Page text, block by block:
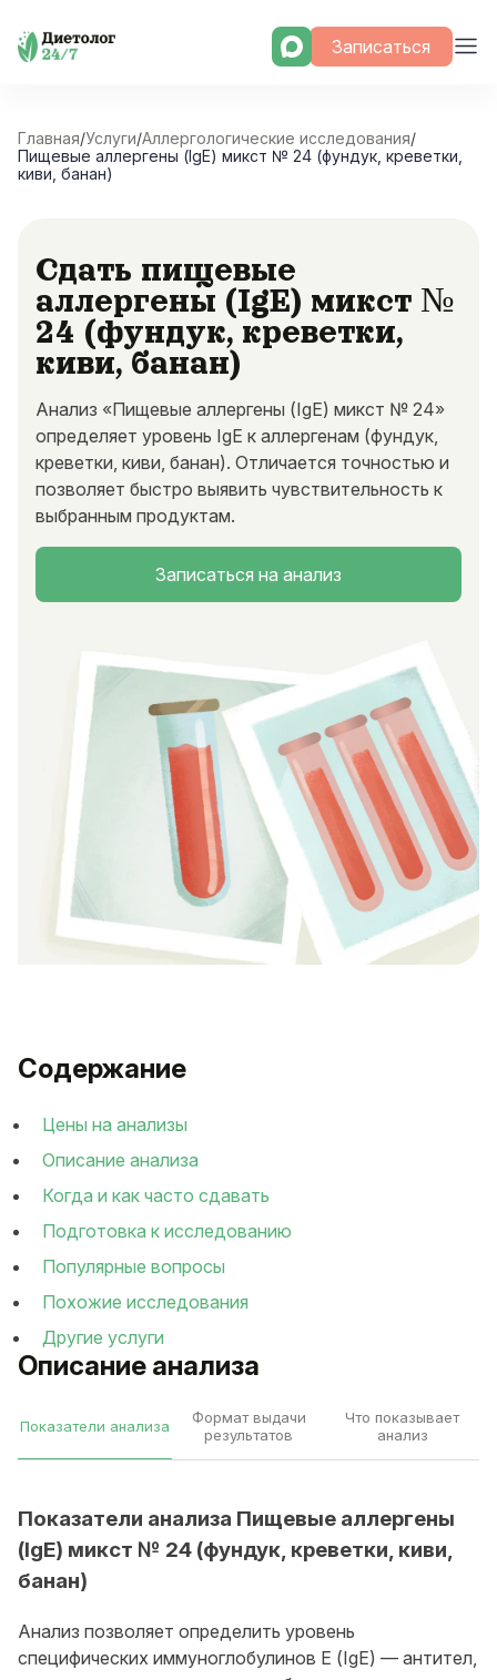
Skip
Записаться
Главная/Услуги/Аллергологические исследования/
Пищевые аллергены (IgE) микст № 24 (фундук, креветки,
киви, банан)
Сдать пищевые
аллергены (IgE) микст №
24 (фундук, креветки,
киви, банан)
Анализ «Пищевые аллергены (IgE) микст № 24»
определяет уровень IgE к аллергенам (фундук,
креветки, киви, банан). Отличается точностью и
позволяет быстро выявить чувствительность к
выбранным продуктам.
Записаться на анализ
Описание анализа
Показатели анализа
Формат выдачи
результатов
Что показывает
анализ
Показатели анализа Пищевые аллергены
(IgE) микст № 24 (фундук, креветки, киви,
банан)
Анализ позволяет определить уровень
специфических иммуноглобулинов Е (IgE) — антител,
Содержание
Цены на анализы
Описание анализа
Когда и как часто сдавать
Подготовка к исследованию
Популярные вопросы
Похожие исследования
Другие услуги